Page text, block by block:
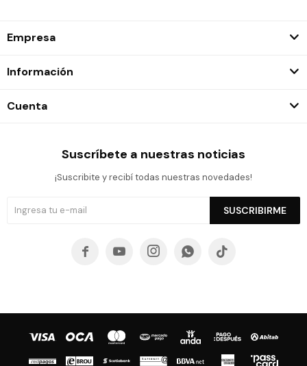
Empresa
Información
Cuenta
Suscríbete a nuestras noticias
¡Suscribite y recibí todas nuestras novedades!
SUSCRIBIRME
    